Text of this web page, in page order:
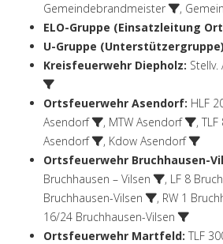
Gemeindebrandmeister
,
ELO-Gruppe (Einsatzleitung
U-Gruppe (Unterstützergruppe)
Kreisfeuerwehr Diepholz:
Ortsfeuerwehr Asendorf: HLF
Asendorf
, MTW Asendorf ,
Asendorf
, Kdow Asendorf
Ortsfeuerwehr Bruchhausen-
Bruchhausen – Vilsen
, LF 8
Bruchhausen-Vilsen
, RW 1
16/24 Bruchhausen-Vilsen
Ortsfeuerwehr Martfeld: TLF